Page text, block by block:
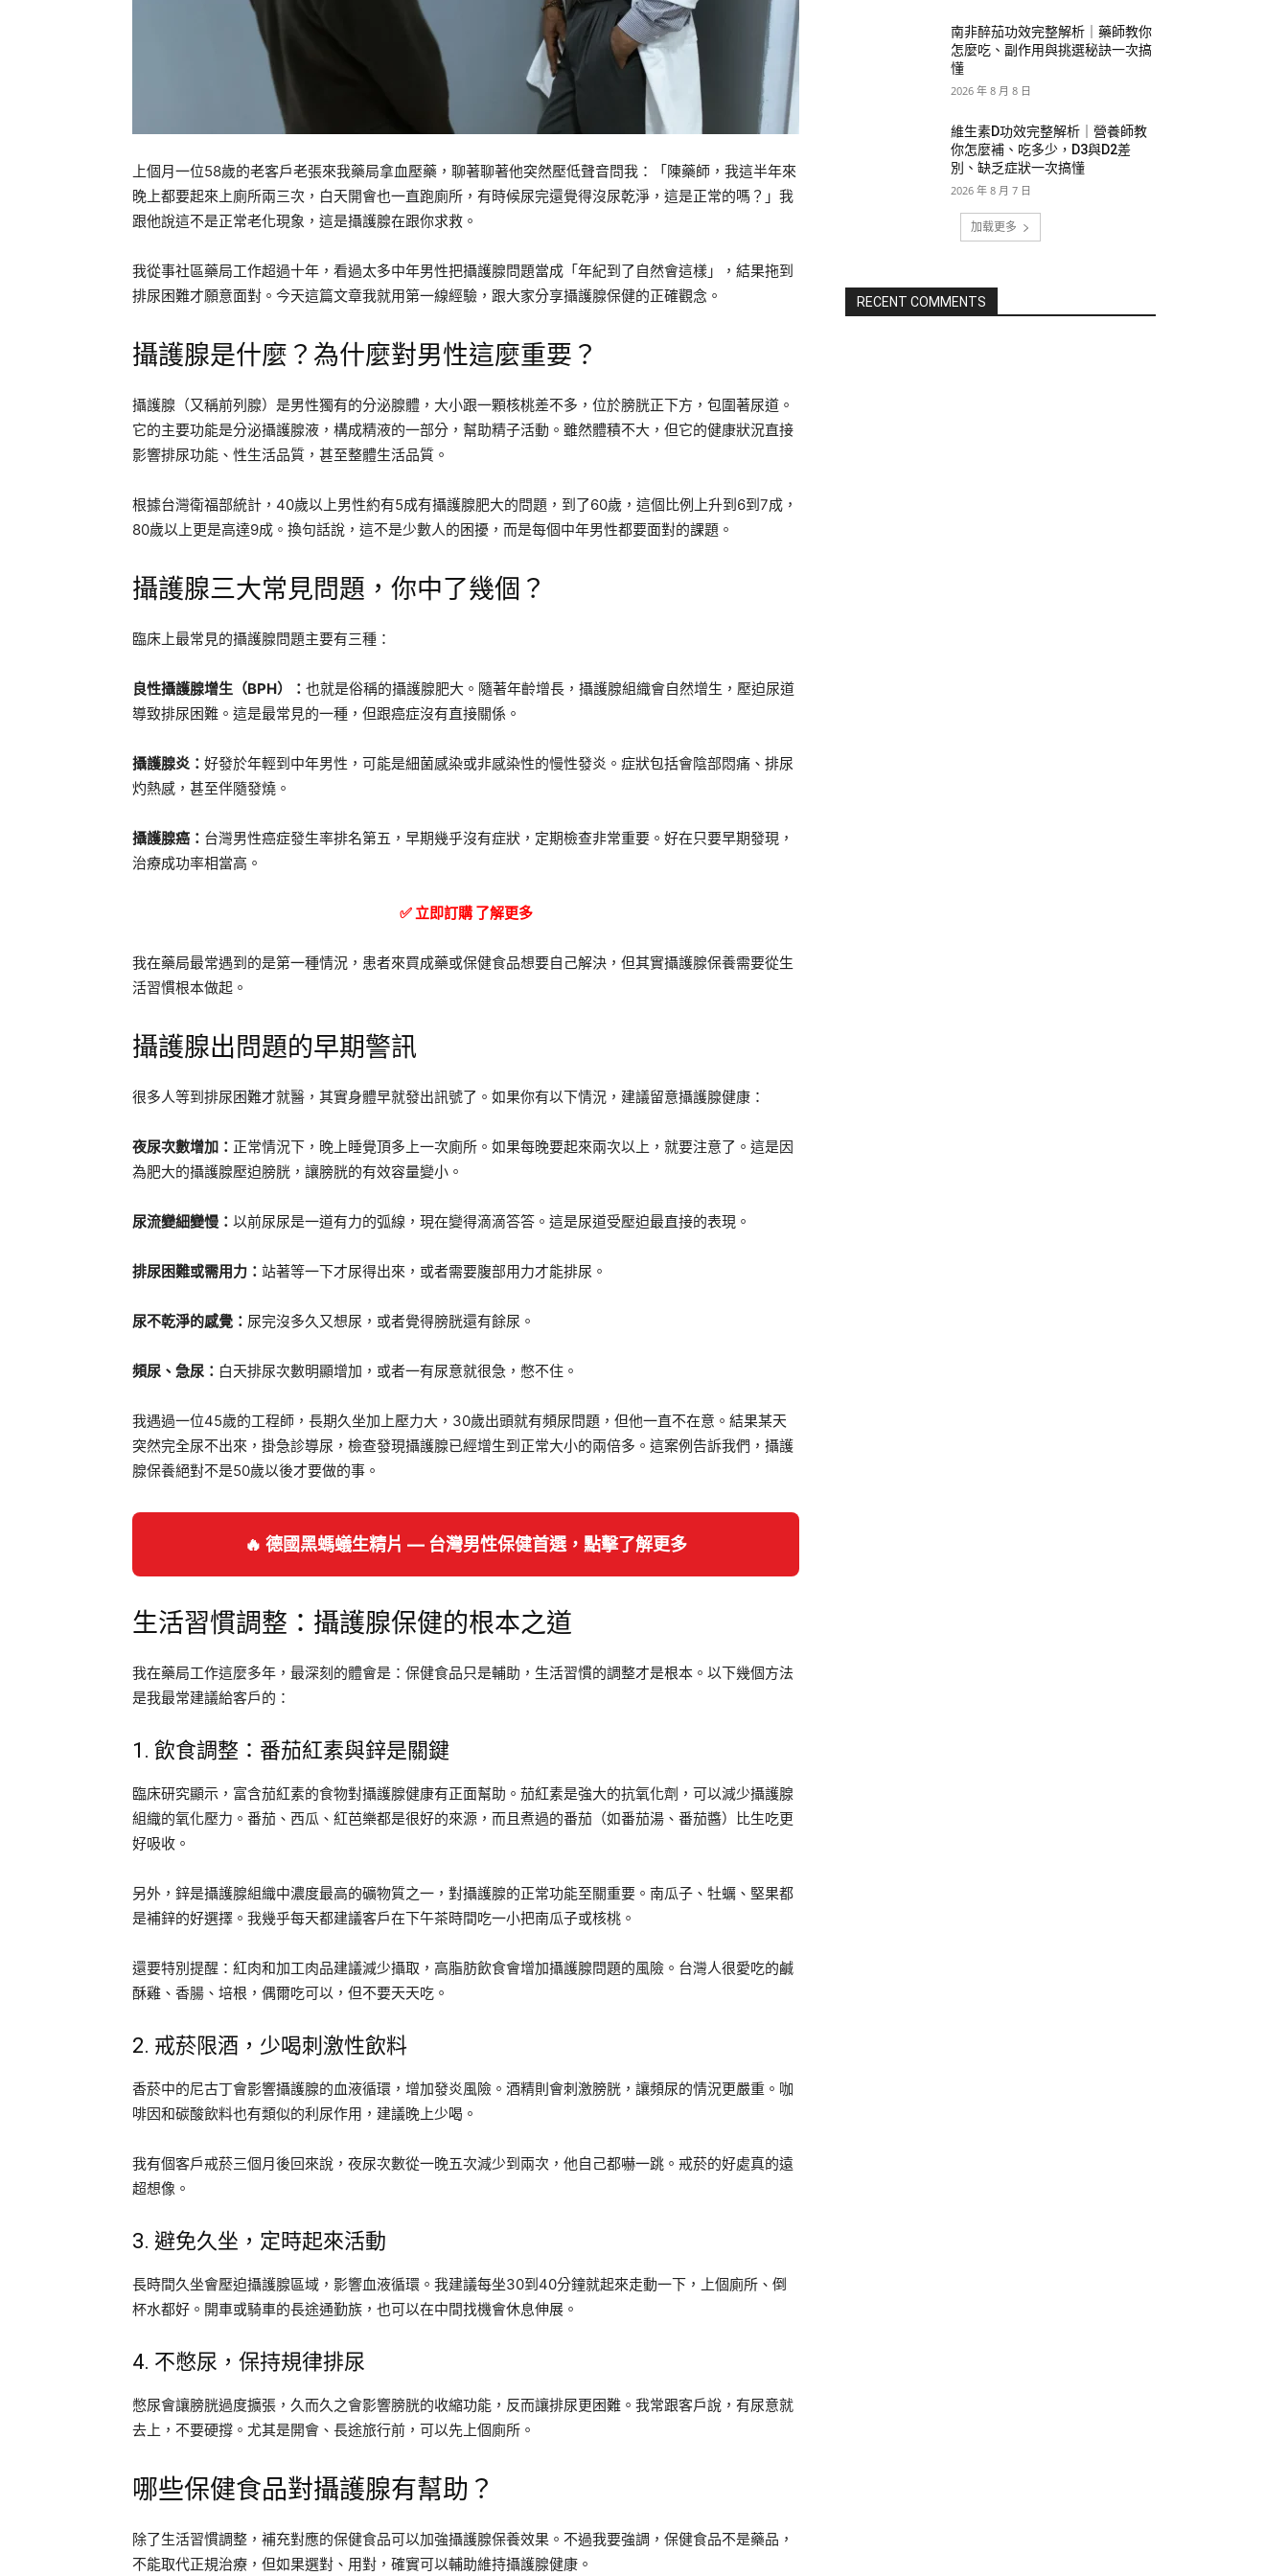
上個月一位58歲的老客戶老張來我藥局拿血壓藥，聊著聊著他突然壓低聲音問我：「陳藥師，我這半年來
晚上都要起來上廁所兩三次，白天開會也一直跑廁所，有時候尿完還覺得沒尿乾淨，這是正常的嗎？」我
跟他說這不是正常老化現象，這是攝護腺在跟你求救。
我從事社區藥局工作超過十年，看過太多中年男性把攝護腺問題當成「年紀到了自然會這樣」，結果拖到
排尿困難才願意面對。今天這篇文章我就用第一線經驗，跟大家分享攝護腺保健的正確觀念。
攝護腺是什麼？為什麼對男性這麼重要？
攝護腺（又稱前列腺）是男性獨有的分泌腺體，大小跟一顆核桃差不多，位於膀胱正下方，包圍著尿道。
它的主要功能是分泌攝護腺液，構成精液的一部分，幫助精子活動。雖然體積不大，但它的健康狀況直接
影響排尿功能、性生活品質，甚至整體生活品質。
根據台灣衛福部統計，40歲以上男性約有5成有攝護腺肥大的問題，到了60歲，這個比例上升到6到7成，
80歲以上更是高達9成。換句話說，這不是少數人的困擾，而是每個中年男性都要面對的課題。
攝護腺三大常見問題，你中了幾個？
臨床上最常見的攝護腺問題主要有三種：
良性攝護腺增生（BPH）： 也就是俗稱的攝護腺肥大。隨著年齡增長，攝護腺組織會自然增生，壓迫尿道
導致排尿困難。這是最常見的一種，但跟癌症沒有直接關係。
攝護腺炎： 好發於年輕到中年男性，可能是細菌感染或非感染性的慢性發炎。症狀包括會陰部悶痛、排尿
灼熱感，甚至伴隨發燒。
攝護腺癌： 台灣男性癌症發生率排名第五，早期幾乎沒有症狀，定期檢查非常重要。好在只要早期發現，
治療成功率相當高。
✅ 立即訂購 了解更多
我在藥局最常遇到的是第一種情況，患者來買成藥或保健食品想要自己解決，但其實攝護腺保養需要從生
活習慣根本做起。
攝護腺出問題的早期警訊
很多人等到排尿困難才就醫，其實身體早就發出訊號了。如果你有以下情況，建議留意攝護腺健康：
夜尿次數增加： 正常情況下，晚上睡覺頂多上一次廁所。如果每晚要起來兩次以上，就要注意了。這是因
為肥大的攝護腺壓迫膀胱，讓膀胱的有效容量變小。
尿流變細變慢： 以前尿尿是一道有力的弧線，現在變得滴滴答答。這是尿道受壓迫最直接的表現。
排尿困難或需用力： 站著等一下才尿得出來，或者需要腹部用力才能排尿。
尿不乾淨的感覺： 尿完沒多久又想尿，或者覺得膀胱還有餘尿。
頻尿、急尿： 白天排尿次數明顯增加，或者一有尿意就很急，憋不住。
我遇過一位45歲的工程師，長期久坐加上壓力大，30歲出頭就有頻尿問題，但他一直不在意。結果某天
突然完全尿不出來，掛急診導尿，檢查發現攝護腺已經增生到正常大小的兩倍多。這案例告訴我們，攝護
腺保養絕對不是50歲以後才要做的事。
🔥 德國黑螞蟻生精片 — 台灣男性保健首選，點擊了解更多
生活習慣調整：攝護腺保健的根本之道
我在藥局工作這麼多年，最深刻的體會是：保健食品只是輔助，生活習慣的調整才是根本。以下幾個方法
是我最常建議給客戶的：
1. 飲食調整：番茄紅素與鋅是關鍵
臨床研究顯示，富含茄紅素的食物對攝護腺健康有正面幫助。茄紅素是強大的抗氧化劑，可以減少攝護腺
組織的氧化壓力。番茄、西瓜、紅芭樂都是很好的來源，而且煮過的番茄（如番茄湯、番茄醬）比生吃更
好吸收。
另外，鋅是攝護腺組織中濃度最高的礦物質之一，對攝護腺的正常功能至關重要。南瓜子、牡蠣、堅果都
是補鋅的好選擇。我幾乎每天都建議客戶在下午茶時間吃一小把南瓜子或核桃。
還要特別提醒：紅肉和加工肉品建議減少攝取，高脂肪飲食會增加攝護腺問題的風險。台灣人很愛吃的鹹
酥雞、香腸、培根，偶爾吃可以，但不要天天吃。
2. 戒菸限酒，少喝刺激性飲料
香菸中的尼古丁會影響攝護腺的血液循環，增加發炎風險。酒精則會刺激膀胱，讓頻尿的情況更嚴重。咖
啡因和碳酸飲料也有類似的利尿作用，建議晚上少喝。
我有個客戶戒菸三個月後回來說，夜尿次數從一晚五次減少到兩次，他自己都嚇一跳。戒菸的好處真的遠
超想像。
3. 避免久坐，定時起來活動
長時間久坐會壓迫攝護腺區域，影響血液循環。我建議每坐30到40分鐘就起來走動一下，上個廁所、倒
杯水都好。開車或騎車的長途通勤族，也可以在中間找機會休息伸展。
4. 不憋尿，保持規律排尿
憋尿會讓膀胱過度擴張，久而久之會影響膀胱的收縮功能，反而讓排尿更困難。我常跟客戶說，有尿意就
去上，不要硬撐。尤其是開會、長途旅行前，可以先上個廁所。
哪些保健食品對攝護腺有幫助？
除了生活習慣調整，補充對應的保健食品可以加強攝護腺保養效果。不過我要強調，保健食品不是藥品，
不能取代正規治療，但如果選對、用對，確實可以輔助維持攝護腺健康。
南非醉茄功效完整解析｜藥師教你
怎麼吃、副作用與挑選秘訣一次搞
懂
2026 年 8 月 8 日
維生素D功效完整解析｜營養師教
你怎麼補、吃多少，D3與D2差
別、缺乏症狀一次搞懂
2026 年 8 月 7 日
加载更多
RECENT COMMENTS